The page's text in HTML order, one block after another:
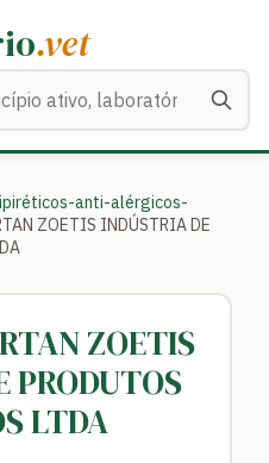
.vet
anti-alérgicos-
ZOETIS INDÚSTRIA DE
ZOETIS
PRODUTOS
LTDA